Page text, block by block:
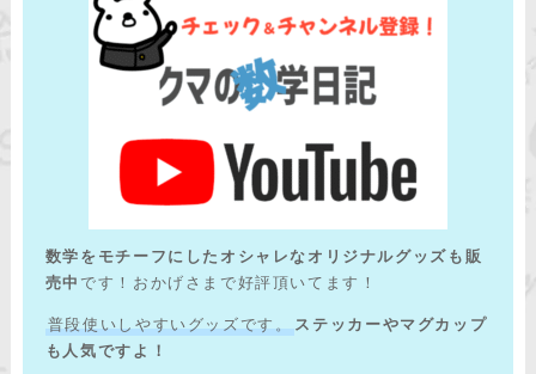
数学をモチーフにしたオシャレなオリジナルグッズも販
売中 です！おかげさまで好評頂いてます！
普段使いしやすいグッズです。
ステッカーやマグカップ
も人気ですよ！